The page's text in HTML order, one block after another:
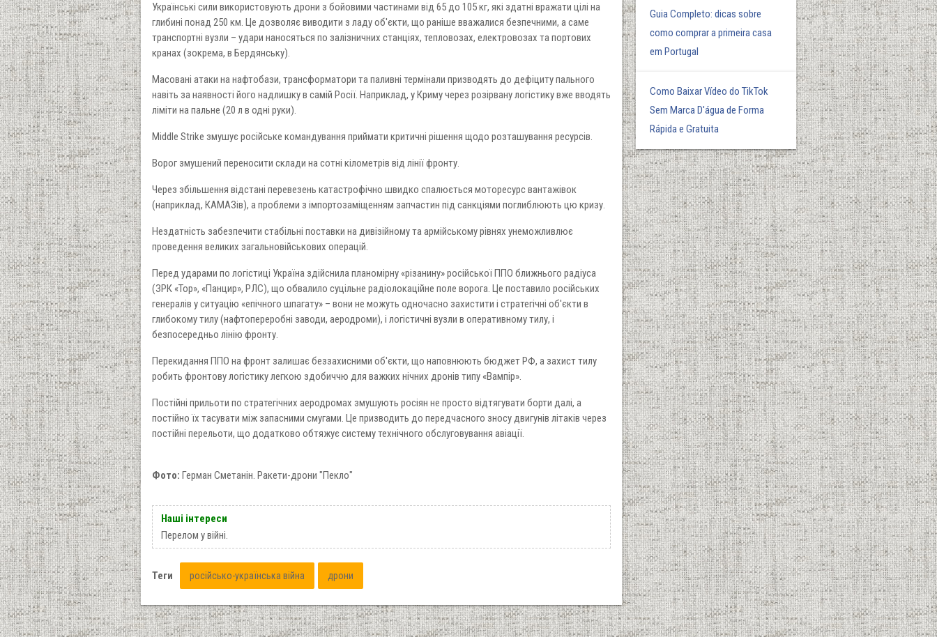
Українські сили використовують дрони з бойовими частинами від 65 до 105 кг, які здатні вражати цілі на
глибині понад 250 км. Це дозволяє виводити з ладу об'єкти, що раніше вважалися безпечними, а саме
транспортні вузли – удари наносяться по залізничних станціях, тепловозах, електровозах та портових
кранах (зокрема, в Бердянську).
Масовані атаки на нафтобази, трансформатори та паливні термінали призводять до дефіциту пального
навіть за наявності його надлишку в самій Росії. Наприклад, у Криму через розірвану логістику вже вводять
ліміти на пальне (20 л в одні руки).
Middle Strike змушує російське командування приймати критичні рішення щодо розташування ресурсів.
Ворог змушений переносити склади на сотні кілометрів від лінії фронту.
Через збільшення відстані перевезень катастрофічно швидко спалюється моторесурс вантажівок
(наприклад, КАМАЗів), а проблеми з імпортозаміщенням запчастин під санкціями поглиблюють цю кризу.
Нездатність забезпечити стабільні поставки на дивізійному та армійському рівнях унеможливлює
проведення великих загальновійськових операцій.
Перед ударами по логістиці Україна здійснила планомірну «різанину» російської ППО ближнього радіуса
(ЗРК «Тор», «Панцир», РЛС), що обвалило суцільне радіолокаційне поле ворога. Це поставило російських
генералів у ситуацію «епічного шпагату» – вони не можуть одночасно захистити і стратегічні об'єкти в
глибокому тилу (нафтопереробні заводи, аеродроми), і логістичні вузли в оперативному тилу, і
безпосередньо лінію фронту.
Перекидання ППО на фронт залишає беззахисними об'єкти, що наповнюють бюджет РФ, а захист тилу
робить фронтову логістику легкою здобиччю для важких нічних дронів типу «Вампір».
Постійні прильоти по стратегічних аеродромах змушують росіян не просто відтягувати борти далі, а
постійно їх тасувати між запасними смугами. Це призводить до передчасного зносу двигунів літаків через
постійні перельоти, що додатково обтяжує систему технічного обслуговування авіації.
Фото: Герман Сметанін. Ракети-дрони "Пекло"
Наші інтереси
Перелом у війні.
Теги російсько-українська війна дрони
Guia Completo: dicas sobre
como comprar a primeira casa
em Portugal
Como Baixar Vídeo do TikTok
Sem Marca D'água de Forma
Rápida e Gratuita